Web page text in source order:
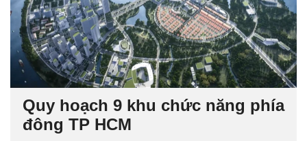
Quy hoạch 9 khu chức năng phía
đông TP HCM